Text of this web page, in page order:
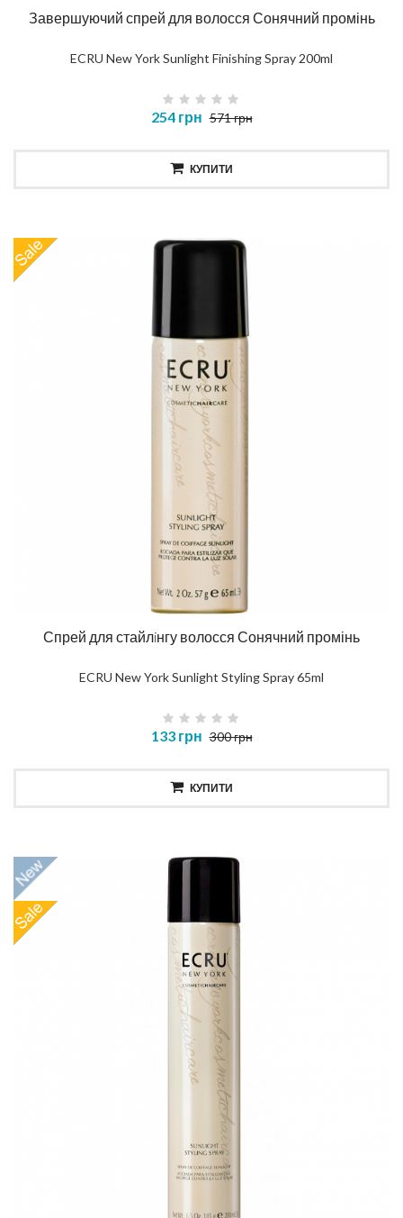
Завершуючий спрей для волосся Сонячний промінь
ECRU New York Sunlight Finishing Spray 200ml
254 грн 571 грн
КУПИТИ
Спрей для стайлiнгу волосся Сонячний промінь
ECRU New York Sunlight Styling Spray 65ml
133 грн 300 грн
КУПИТИ